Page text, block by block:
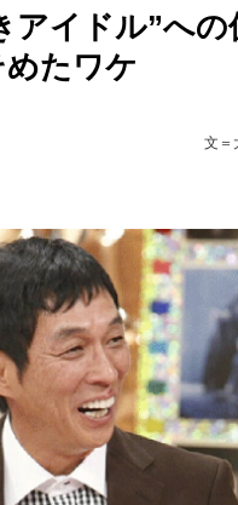
アイドル”への
たワケ
文＝